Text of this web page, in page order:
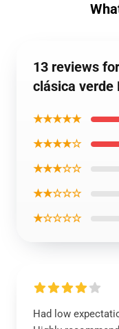
13 reviews
clásica verde
★★★★★
★★★★☆
★★★☆☆
★★☆☆☆
★☆☆☆☆
Had low